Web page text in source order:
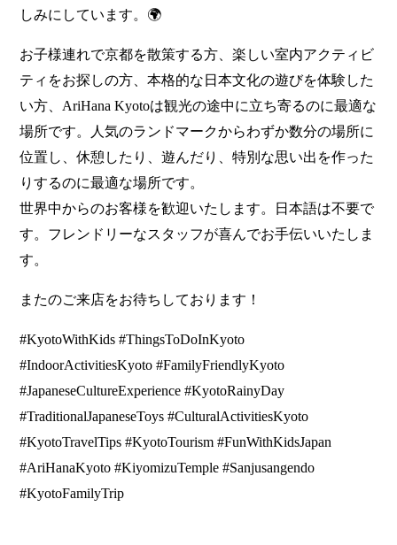
しみにしています。🌍
お子様連れで京都を散策する方、楽しい室内アクティビ
ティをお探しの方、本格的な日本文化の遊びを体験した
い方、AriHana Kyotoは観光の途中に立ち寄るのに最適な
場所です。人気のランドマークからわずか数分の場所に
位置し、休憩したり、遊んだり、特別な思い出を作った
りするのに最適な場所です。
世界中からのお客様を歓迎いたします。日本語は不要で
す。フレンドリーなスタッフが喜んでお手伝いいたしま
す。
またのご来店をお待ちしております！
#KyotoWithKids #ThingsToDoInKyoto
#IndoorActivitiesKyoto #FamilyFriendlyKyoto
#JapaneseCultureExperience #KyotoRainyDay
#TraditionalJapaneseToys #CulturalActivitiesKyoto
#KyotoTravelTips #KyotoTourism #FunWithKidsJapan
#AriHanaKyoto #KiyomizuTemple #Sanjusangendo
#KyotoFamilyTrip